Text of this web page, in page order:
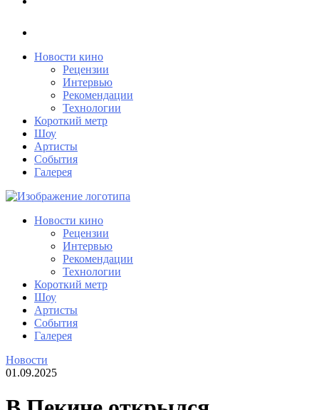
Новости кино
Рецензии
Интервью
Рекомендации
Технологии
Короткий метр
Шоу
Артисты
События
Галерея
Новости кино
Рецензии
Интервью
Рекомендации
Технологии
Короткий метр
Шоу
Артисты
События
Галерея
Новости
01.09.2025